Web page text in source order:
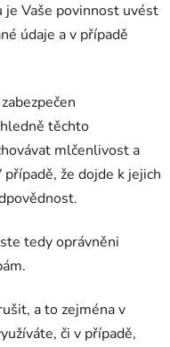
Vaše povinnost uvést
údaje a v případě
těchto
mlčenlivost a
že dojde k jejich
tedy oprávněni
a to zejména v
či v případě,